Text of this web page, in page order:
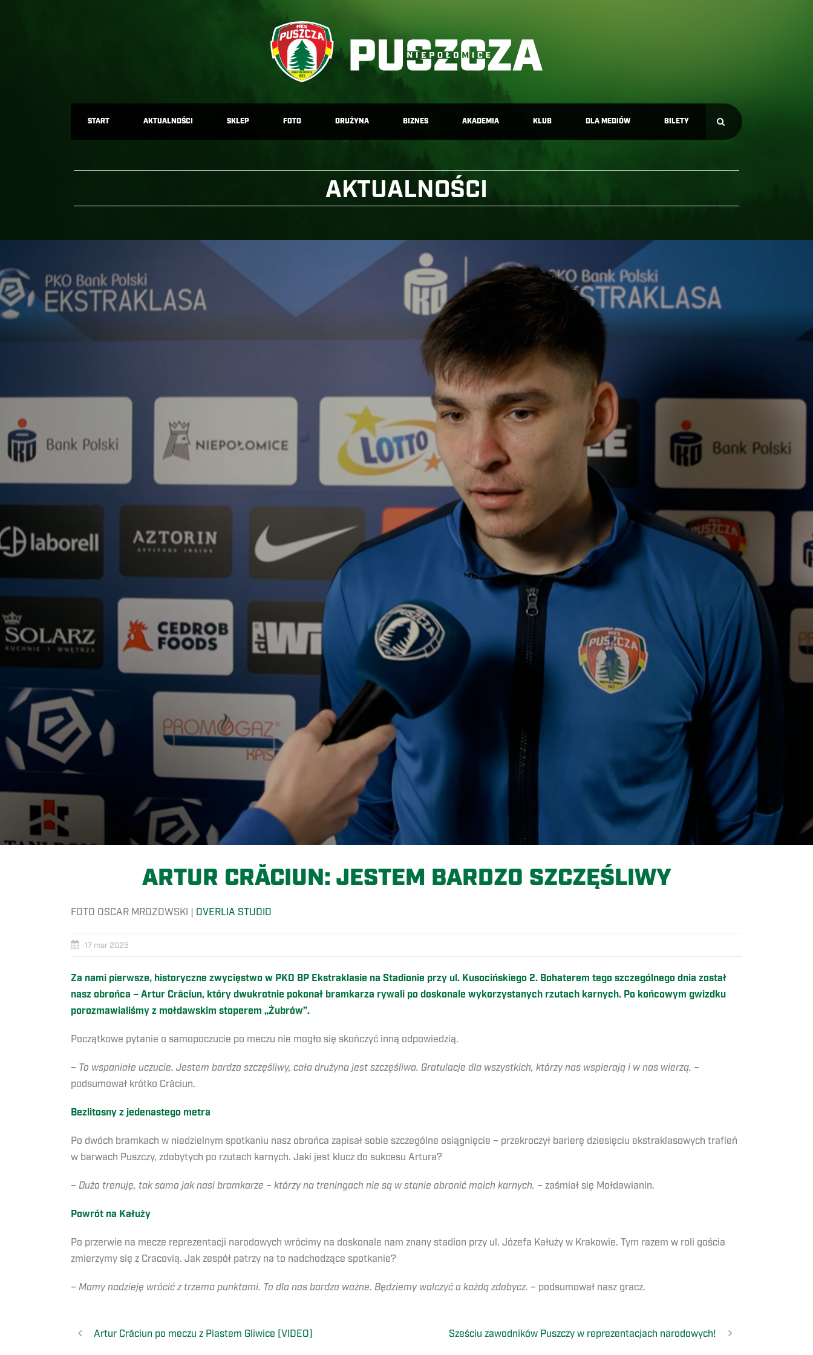
START AKTUALNOŚCI SKLEP FOTO DRUŻYNA BIZNES AKADEMIA KLUB DLA MEDIÓW BILETY
AKTUALNOŚCI
ARTUR CRĂCIUN: JESTEM BARDZO SZCZĘŚLIWY
FOTO OSCAR MROZOWSKI | OVERLIA STUDIO
17 mar 2025
Za nami pierwsze, historyczne zwycięstwo w PKO BP Ekstraklasie na Stadionie przy ul. Kusocińskiego 2. Bohaterem tego szczególnego dnia został
nasz obrońca – Artur Crăciun, który dwukrotnie pokonał bramkarza rywali po doskonale wykorzystanych rzutach karnych. Po końcowym gwizdku
porozmawialiśmy z mołdawskim stoperem „Żubrów”.
Początkowe pytanie o samopoczucie po meczu nie mogło się skończyć inną odpowiedzią.
– To wspaniałe uczucie. Jestem bardzo szczęśliwy, cała drużyna jest szczęśliwa. Gratulacje dla wszystkich, którzy nas wspierają i w nas wierzą. –
podsumował krótko Crăciun.
Bezlitosny z jedenastego metra
Po dwóch bramkach w niedzielnym spotkaniu nasz obrońca zapisał sobie szczególne osiągnięcie – przekroczył barierę dziesięciu ekstraklasowych trafień
w barwach Puszczy, zdobytych po rzutach karnych. Jaki jest klucz do sukcesu Artura?
– Dużo trenuję, tak samo jak nasi bramkarze – którzy na treningach nie są w stanie obronić moich karnych. – zaśmiał się Mołdawianin.
Powrót na Kałuży
Po przerwie na mecze reprezentacji narodowych wrócimy na doskonale nam znany stadion przy ul. Józefa Kałuży w Krakowie. Tym razem w roli gościa
zmierzymy się z Cracovią. Jak zespół patrzy na to nadchodzące spotkanie?
– Mamy nadzieję wrócić z trzema punktami. To dla nas bardzo ważne. Będziemy walczyć o każdą zdobycz. – podsumował nasz gracz.
Artur Crăciun po meczu z Piastem Gliwice [VIDEO] Sześciu zawodników Puszczy w reprezentacjach narodowych!